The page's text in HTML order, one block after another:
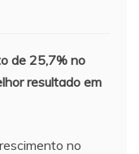
de 25,7% no
resultado em
no